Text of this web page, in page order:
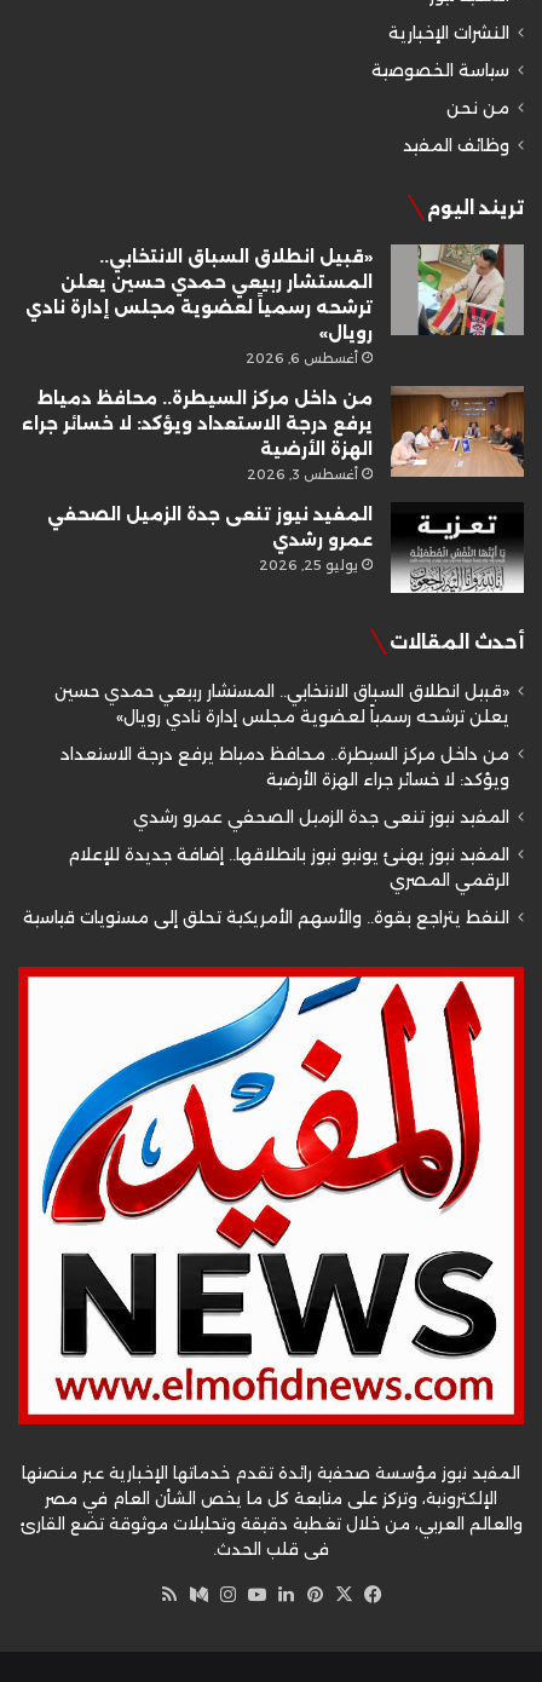
النشرات الإخبارية
سياسة الخصوصية
من نحن
وظائف المفيد
تريند اليوم
«قبيل انطلاق السباق الانتخابي..
المستشار ربيعي حمدي حسين يعلن
ترشحه رسمياً لعضوية مجلس إدارة نادي
رويال»
أغسطس 6, 2026
من داخل مركز السيطرة.. محافظ دمياط
يرفع درجة الاستعداد ويؤكد: لا خسائر جراء
الهزة الأرضية
أغسطس 3, 2026
المفيد نيوز تنعى جدة الزميل الصحفي
عمرو رشدي
يوليو 25, 2026
أحدث المقالات
«قبيل انطلاق السباق الانتخابي.. المستشار ربيعي حمدي حسين
يعلن ترشحه رسمياً لعضوية مجلس إدارة نادي رويال»
من داخل مركز السيطرة.. محافظ دمياط يرفع درجة الاستعداد
ويؤكد: لا خسائر جراء الهزة الأرضية
المفيد نيوز تنعى جدة الزميل الصحفي عمرو رشدي
المفيد نيوز يهنئ يونيو نيوز بانطلاقها.. إضافة جديدة للإعلام
الرقمي المصري
النفط يتراجع بقوة.. والأسهم الأمريكية تحلق إلى مستويات قياسية
المفيد نيوز مؤسسة صحفية رائدة تقدم خدماتها الإخبارية عبر منصتها
الإلكترونية، وتركز على متابعة كل ما يخص الشأن العام في مصر
والعالم العربي، من خلال تغطية دقيقة وتحليلات موثوقة تضع القارئ
في قلب الحدث.
فيسبوك
‫X بينتيريست
لينكدإن‫YouTube
انستقرام
وسط